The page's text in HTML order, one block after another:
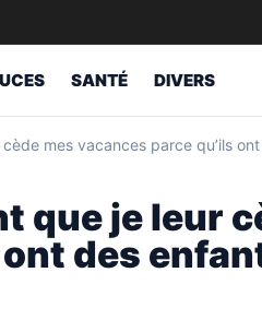
SANTÉ DIVERS
mes vacances parce qu’ils
que je leur
des